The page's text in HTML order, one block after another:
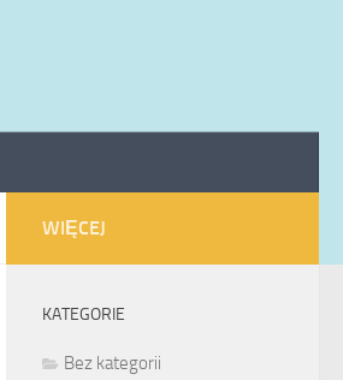
WIĘCEJ
KATEGORIE
Bez kategorii